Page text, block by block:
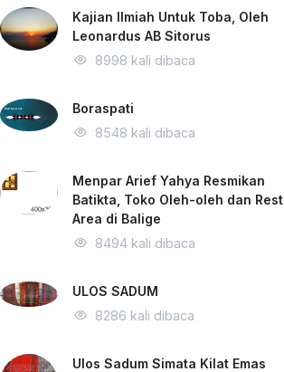
Kajian Ilmiah Untuk Toba, Oleh
Leonardus AB Sitorus
8998 kali dibaca
Boraspati
8548 kali dibaca
Menpar Arief Yahya Resmikan
Batikta, Toko Oleh-oleh dan Rest
Area di Balige
8494 kali dibaca
ULOS SADUM
8286 kali dibaca
Ulos Sadum Simata Kilat Emas